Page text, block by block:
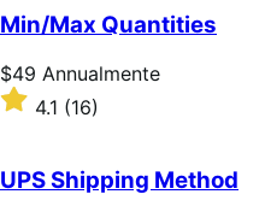
5
stelle
Min/Max Quantities
Prezzo
$49
Annualmente
$49 Annualmente
Valutato
4.1
5
stelle
4.1 (16)
UPS Shipping Method